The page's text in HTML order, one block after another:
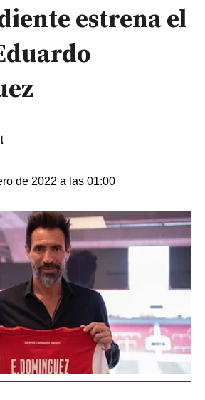
estrena el
de 2022 a las 01:00